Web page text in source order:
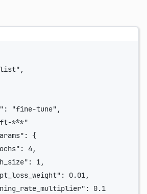
"fine-tune",
***"
{
4,
1,
0.01,
0.1